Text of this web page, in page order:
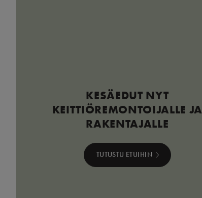
KESÄEDUT NYT
KEITTIÖREMONTOIJALLE JA
RAKENTAJALLE
TUTUSTU ETUIHIN